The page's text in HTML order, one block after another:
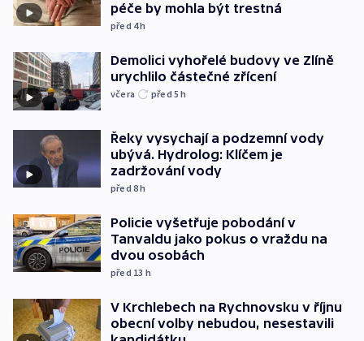
péče by mohla být trestná
před 4h
Demolici vyhořelé budovy ve Zlíně
urychlilo částečné zřícení
včera před 5h
Řeky vysychají a podzemní vody
ubývá. Hydrolog: Klíčem je
zadržování vody
před 8h
Policie vyšetřuje pobodání v
Tanvaldu jako pokus o vraždu na
dvou osobách
před 13 h
V Krchlebech na Rychnovsku v říjnu
obecní volby nebudou, nesestavili